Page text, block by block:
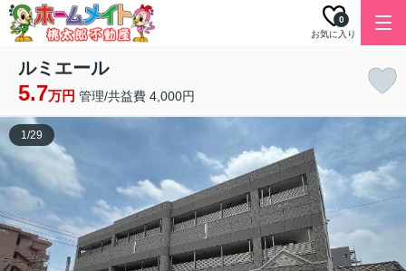
お気に入り
0
ルミエール
5.7万円 管理/共益費 4,000円
1/29